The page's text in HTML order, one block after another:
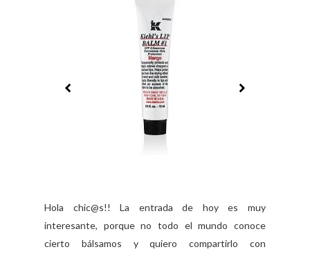
Hola chic@s!! La entrada de hoy es muy
interesante, porque no todo el mundo conoce
cierto bálsamos y quiero compartirlo con